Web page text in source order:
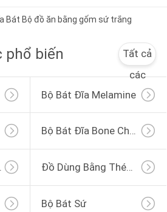
Bát Bộ đồ ăn bằng gốm sứ trắng
phổ biến
Tất cả
các
Bộ Bát Đĩa Melamine
Bộ Bát Đĩa Bone China
Đồ Dùng Bằng Thép Không Gỉ
Bộ Bát Sứ